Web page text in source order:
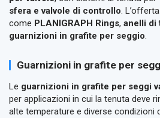
sfera e valvole di controllo.
come PLANIGRAPH Rings, anelli di
guarnizioni in grafite per seggio.
Guarnizioni in grafite per
Le guarnizioni in grafite per seggi
per applicazioni in cui la tenuta deve
alte temperature e diverse condizioni